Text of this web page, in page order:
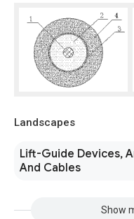
Landscapes
Lift-Guide Devices,
And Cables
Show